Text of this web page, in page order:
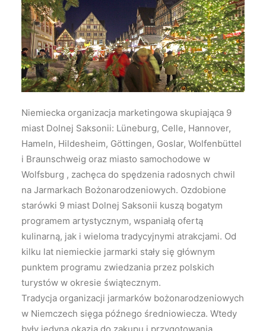
Wyszukiwanie
Niemiecka organizacja marketingowa skupiająca 9
miast Dolnej Saksonii: Lüneburg, Celle, Hannover,
Hameln, Hildesheim, Göttingen, Goslar, Wolfenbüttel
i Braunschweig oraz miasto samochodowe w
Wolfsburg , zachęca do spędzenia radosnych chwil
na Jarmarkach Bożonarodzeniowych. Ozdobione
starówki 9 miast Dolnej Saksonii kuszą bogatym
programem artystycznym, wspaniałą ofertą
kulinarną, jak i wieloma tradycyjnymi atrakcjami. Od
kilku lat niemieckie jarmarki stały się głównym
punktem programu zwiedzania przez polskich
turystów w okresie świątecznym.
Tradycja organizacji jarmarków bożonarodzeniowych
w Niemczech sięga późnego średniowiecza. Wtedy
były jedyną okazją do zakupu i przygotowania